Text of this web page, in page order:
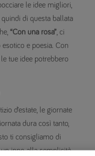
le idee migliori,
di questa ballata
“Con una rosa” , ci
e poesia. Con
tue idee potrebbero
d’estate, le giornate
dura così tanto,
ti consigliamo di
un inno alla semplicità